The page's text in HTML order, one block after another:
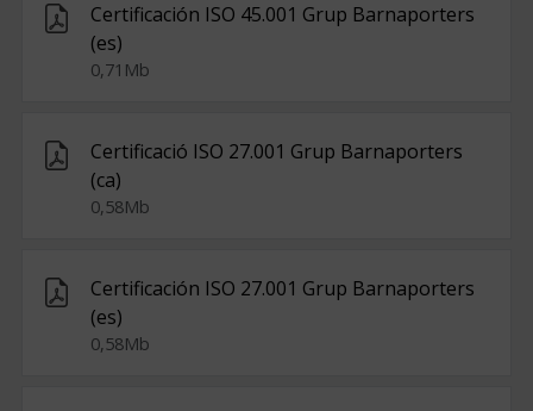
Certificación ISO 45.001 Grup Barnaporters
(es)
0,71Mb
Certificació ISO 27.001 Grup Barnaporters
(ca)
0,58Mb
Certificación ISO 27.001 Grup Barnaporters
(es)
0,58Mb